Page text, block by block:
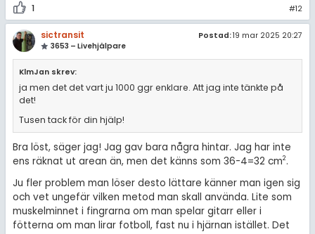
1 #12
sictransit
3653 – Livehjälpare
Postad:19 mar 2025 20:27
KlmJan skrev:
ja men det det vart ju 1000 ggr enklare. Att jag inte tänkte på
det!
Tusen tack för din hjälp!
Bra löst, säger jag! Jag gav bara några hintar. Jag har inte
ens räknat ut arean än, men det känns som 36-4=32 cm2.
Ju fler problem man löser desto lättare känner man igen sig
och vet ungefär vilken metod man skall använda. Lite som
muskelminnet i fingrarna om man spelar gitarr eller i
fötterna om man lirar fotboll, fast nu i hjärnan istället. Det